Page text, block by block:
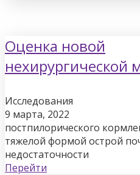
Оценка новой
нехирургической
Исследования
9 марта, 2022
постпилорического
тяжелой формой острой
недостаточности
Перейти